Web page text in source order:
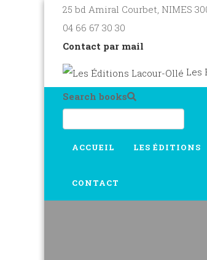
25 bd Amiral Courbet, NIMES
04 66 67 30 30
Contact par mail
Les
Search books
ACCUEIL LES ÉDITIONS
CONTACT